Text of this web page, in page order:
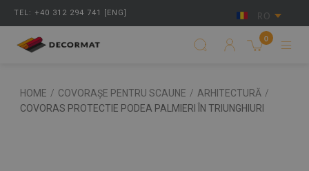
TEL: +40 312 294 741 [ENG] RO
0
HOME / COVORAȘE PENTRU SCAUNE / ARHITECTURĂ /
COVORAS PROTECTIE PODEA PALMIERI ÎN TRIUNGHIURI